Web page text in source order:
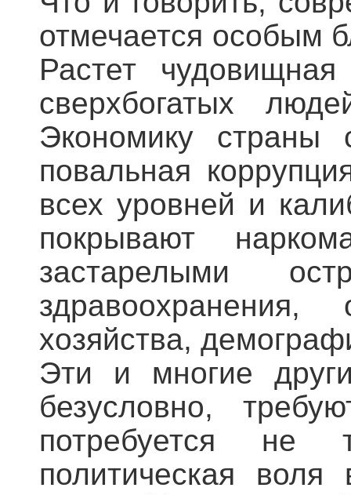
отмечается особым
Растет
сверхбогатых
Экономику страны
повальная
всех уровней и
покрывают
застарелыми
здравоохранения,
хозяйства,
Эти и многие
безусловно,
потребуется не
политическая